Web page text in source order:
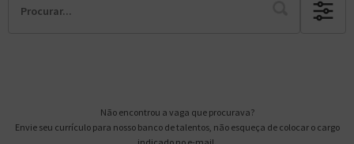
Não encontrou a vaga que procurava?
Envie seu currículo para nosso banco de talentos, não esqueça de colocar o cargo